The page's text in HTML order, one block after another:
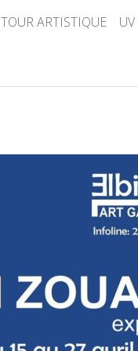
TOUR ARTISTIQUE